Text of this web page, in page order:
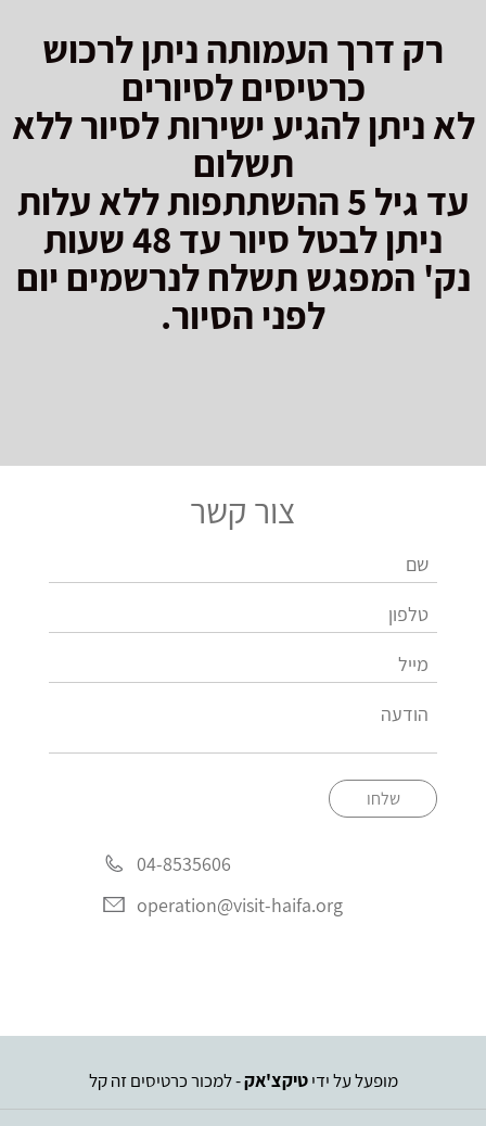
רק דרך העמותה ניתן לרכוש
כרטיסים לסיורים
לא ניתן להגיע ישירות לסיור ללא
תשלום
עד גיל 5 ההשתתפות ללא עלות
ניתן לבטל סיור עד 48 שעות
נק' המפגש תשלח לנרשמים יום
לפני הסיור.
צור קשר
שלחו
04-8535606
operation@visit-haifa.org
מופעל על ידיטיקצ'אק- למכור כרטיסים זה קל